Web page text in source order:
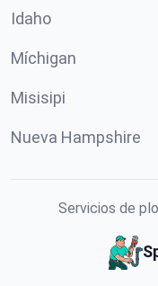
Idaho
Míchigan
Misisipi
Nueva Hampshire
Servicios de